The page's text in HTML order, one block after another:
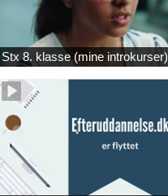
Stx 8. klasse (mine introkurser)